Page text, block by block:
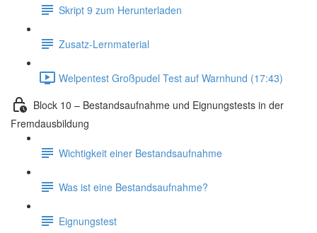
Skript 9 zum Herunterladen
Zusatz-Lernmaterial
Welpentest Großpudel Test auf Warnhund (17:43)
Block 10 – Bestandsaufnahme und Eignungstests in der
Fremdausbildung
Wichtigkeit einer Bestandsaufnahme
Was ist eine Bestandsaufnahme?
Eignungstest